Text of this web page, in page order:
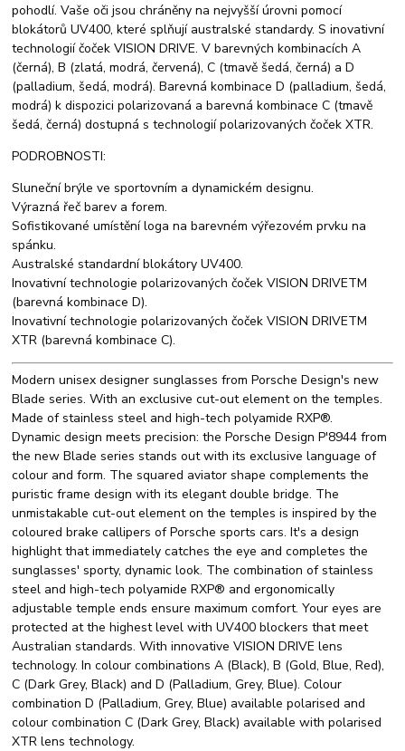
pohodlí. Vaše oči jsou chráněny na nejvyšší úrovni pomocí
blokátorů UV400, které splňují australské standardy. S inovativní
technologií čoček VISION DRIVE. V barevných kombinacích A
(černá), B (zlatá, modrá, červená), C (tmavě šedá, černá) a D
(palladium, šedá, modrá). Barevná kombinace D (palladium, šedá,
modrá) k dispozici polarizovaná a barevná kombinace C (tmavě
šedá, černá) dostupná s technologií polarizovaných čoček XTR.
PODROBNOSTI:
Sluneční brýle ve sportovním a dynamickém designu.
Výrazná řeč barev a forem.
Sofistikované umístění loga na barevném výřezovém prvku na
spánku.
Australské standardní blokátory UV400.
Inovativní technologie polarizovaných čoček VISION DRIVETM
(barevná kombinace D).
Inovativní technologie polarizovaných čoček VISION DRIVETM
XTR (barevná kombinace C).
Modern unisex designer sunglasses from Porsche Design's new
Blade series. With an exclusive cut-out element on the temples.
Made of stainless steel and high-tech polyamide RXP®.
Dynamic design meets precision: the Porsche Design P'8944 from
the new Blade series stands out with its exclusive language of
colour and form. The squared aviator shape complements the
puristic frame design with its elegant double bridge. The
unmistakable cut-out element on the temples is inspired by the
coloured brake callipers of Porsche sports cars. It's a design
highlight that immediately catches the eye and completes the
sunglasses' sporty, dynamic look. The combination of stainless
steel and high-tech polyamide RXP® and ergonomically
adjustable temple ends ensure maximum comfort. Your eyes are
protected at the highest level with UV400 blockers that meet
Australian standards. With innovative VISION DRIVE lens
technology. In colour combinations A (Black), B (Gold, Blue, Red),
C (Dark Grey, Black) and D (Palladium, Grey, Blue). Colour
combination D (Palladium, Grey, Blue) available polarised and
colour combination C (Dark Grey, Black) available with polarised
XTR lens technology.